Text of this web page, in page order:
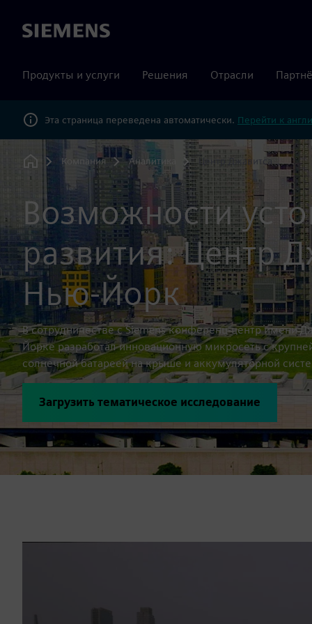
Siemens
Продукты и услуги Решения Отрасли
Эта страница переведена автоматически. Перейти к
Home
Компания Аналитика Центр Джавитса
Возможности
развития: Центр
Нью-Йорк
В сотрудничестве с Siemens конференц-центр имени
Йорке разработал инновационную микросеть с
солнечной батареей на крыше и аккумуляторной
Загрузить тематическое исследование